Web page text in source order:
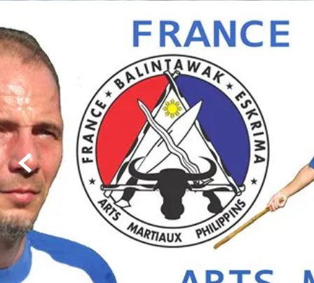

Saison2025/2026
Cours à Maromme :
Le jeudi de 18h30 à 19h30
- Avancés
de 19h30 à 20h30
-Débutants et avancés
(Ados + 13 ans et adultes)